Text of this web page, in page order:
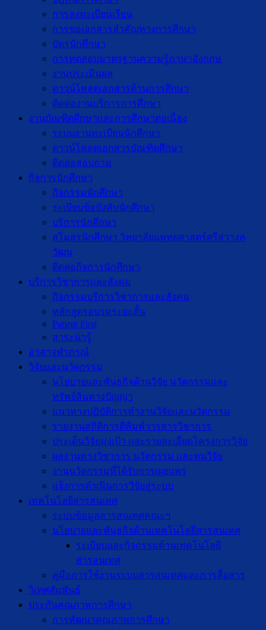
การลงทะเบียนเรียน
การขอเอกสารสำคัญทางการศึกษา
บัตรนักศึกษา
การทดสอบมาตรฐานความรู้ภาษาอังกฤษ
งานประเมินผล
ดาวน์โหลดเอกสารด้านการศึกษา
ติดต่องานบริการการศึกษา
งานบัณฑิตศึกษาเเละการศึกษาต่อเนื่อง
ระบบงานทะเบียนนักศึกษา
ดาวน์โหลดเอกสารบัณฑิตศึกษา
ติดต่อสอบถาม
กิจการนักศึกษา
กิจกรรมนักศึกษา
ระเบียบข้อบังคับนักศึกษา
บริการนักศึกษา
สโมสรนักศึกษา วิทยาลัยแพทยศาสตร์ศรีสวางค
วัฒน
ติดต่อกิจการนักศึกษา
บริการวิชาการและสังคม
กิจกรรมบริการวิชาการและสังคม
หลักสูตรอบรมระยะสั้น
Patient First
สาระน่ารู้
อาสาจุฬาภรณ์
วิจัยและนวัตกรรม
นโยบายและพันธกิจด้านวิจัย นวัตกรรมและ
ทรัพย์สินทางปัญญา
แนวทางปฏิบัติการทำงานวิจัยและนวัตกรรม
รายงานสถิติการตีพิมพ์วารสารวิชาการ
ประเด็นวิจัยมุ่งเป้า และรายละเอียดโครงการวิจัย
ผลงานทางวิชาการ นวัตกรรม และทุนวิจัย
งานนวัตกรรมที่ได้รับการเผยแพร่
แจ้งการดำเนินการวิจัยสู่ระบบ
เทคโนโลยีสารสนเทศ
ระบบข้อมูลสารสนเทศคณะฯ
นโยบายและพันธกิจด้านเทคโนโลยีสารสนเทศ
ระเบียบและกิจกรรมด้านเทคโนโลยี
สารสนเทศ
คู่มือการใช้งานระบบสารสนเทศและการสื่อสาร
วิเทศสัมพันธ์
ประกันคุณภาพการศึกษา
การพัฒนาคุณภาพการศึกษา